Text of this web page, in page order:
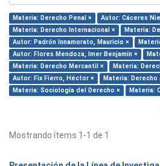
Materia: Derecho Penal ×
Autor: Cáceres
Materia: Derecho Internacional ×
Materia:
Autor: Padrón Innamorato, Mauricio ×
Autor: Flores Mendoza, Imer Benjamín ×
Materia: Derecho Mercantil ×
Materia:
Autor: Fix Fierro, Héctor ×
Materia: Derecho
Materia: Sociología del Derecho ×
Materia:
Mostrando ítems 1-1 de 1